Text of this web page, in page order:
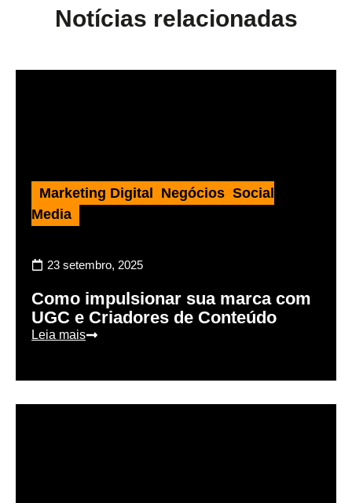
Notícias relacionadas
Marketing Digital Negócios Social
Media
23 setembro, 2025
Como impulsionar sua marca com
UGC e Criadores de Conteúdo
Leia mais